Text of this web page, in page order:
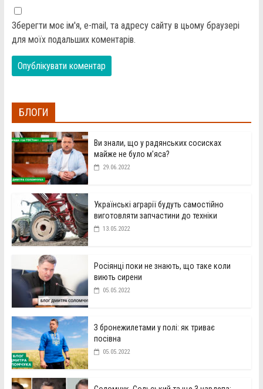
Зберегти моє ім'я, e-mail, та адресу сайту в цьому браузері
для моїх подальших коментарів.
БЛОГИ
Ви знали, що у радянських сосисках
майже не було м’яса?
29.06.2022
Українські аграрії будуть самостійно
виготовляти запчастини до техніки
13.05.2022
Росіянці поки не знають, що таке коли
виють сирени
05.05.2022
З бронежилетами у полі: як триває
посівна
05.05.2022